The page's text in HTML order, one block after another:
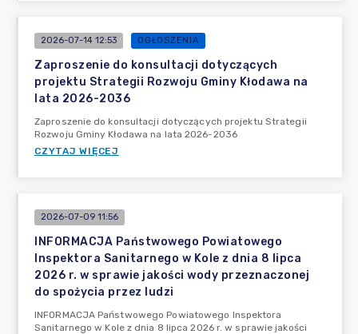
2026-07-14 12:53 OGŁOSZENIA
Zaproszenie do konsultacji dotyczących
projektu Strategii Rozwoju Gminy Kłodawa na
lata 2026-2036
Zaproszenie do konsultacji dotyczących projektu Strategii
Rozwoju Gminy Kłodawa na lata 2026-2036
CZYTAJ WIĘCEJ
2026-07-09 11:56
INFORMACJA Państwowego Powiatowego
Inspektora Sanitarnego w Kole z dnia 8 lipca
2026 r. w sprawie jakości wody przeznaczonej
do spożycia przez ludzi
INFORMACJA Państwowego Powiatowego Inspektora
Sanitarnego w Kole z dnia 8 lipca 2026 r. w sprawie jakości